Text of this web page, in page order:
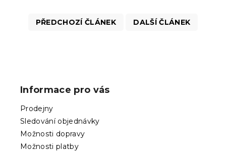
PŘEDCHOZÍ ČLÁNEK DALŠÍ ČLÁNEK
Informace pro vás
Prodejny
Sledování objednávky
Možnosti dopravy
Možnosti platby